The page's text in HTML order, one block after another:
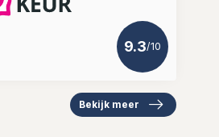
9.3/10
Bekijk meer